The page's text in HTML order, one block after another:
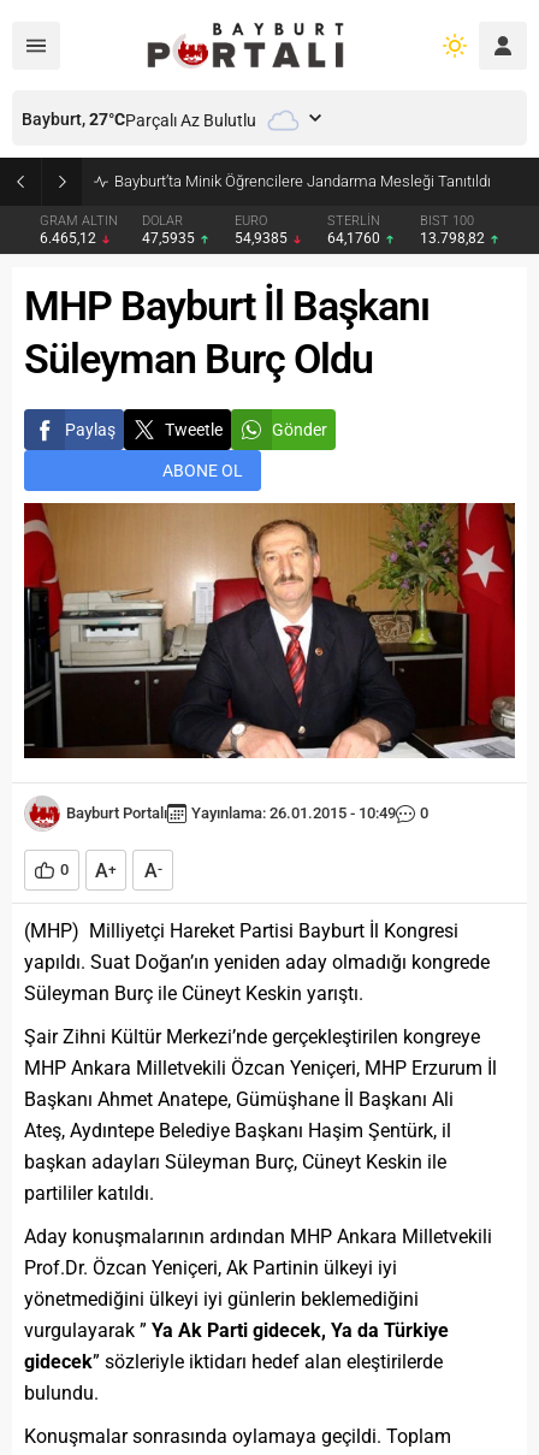
Bayburt’ta Minik Öğrencilere Jandarma Mesleği Tanıtıldı
GRAM ALTIN
6.465,12
DOLAR
47,5935
EURO
54,9385
STERLİN
64,1760
BIST 100
13.798,82
Bayburt,27°CParçalı Az Bulutlu
MHP Bayburt İl Başkanı
Süleyman Burç Oldu
Paylaş Tweetle Gönder
ABONE OL
Bayburt Portalı Yayınlama: 26.01.2015 - 10:49 0
0 A+ A-
(MHP) Milliyetçi Hareket Partisi Bayburt İl Kongresi
yapıldı. Suat Doğan’ın yeniden aday olmadığı kongrede
Süleyman Burç ile Cüneyt Keskin yarıştı.
Şair Zihni Kültür Merkezi’nde gerçekleştirilen kongreye
MHP Ankara Milletvekili Özcan Yeniçeri, MHP Erzurum İl
Başkanı Ahmet Anatepe, Gümüşhane İl Başkanı Ali
Ateş, Aydıntepe Belediye Başkanı Haşim Şentürk, il
başkan adayları Süleyman Burç, Cüneyt Keskin ile
partililer katıldı.
Aday konuşmalarının ardından MHP Ankara Milletvekili
Prof.Dr. Özcan Yeniçeri, Ak Partinin ülkeyi iyi
yönetmediğini ülkeyi iyi günlerin beklemediğini
vurgulayarak ” Ya Ak Parti gidecek, Ya da Türkiye
gidecek” sözleriyle iktidarı hedef alan eleştirilerde
bulundu.
Konuşmalar sonrasında oylamaya geçildi. Toplam